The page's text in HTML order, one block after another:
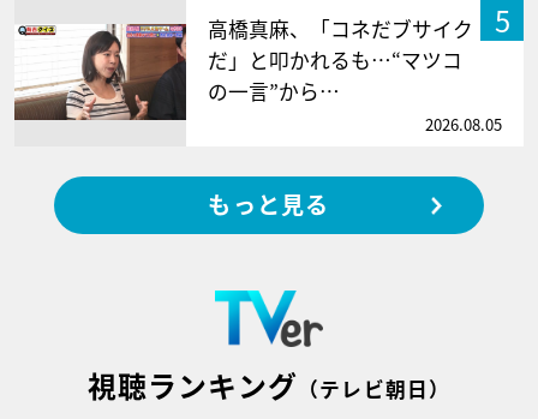
5
高橋真麻、「コネだブサイク
だ」と叩かれるも…“マツコ
の一言”から…
2026.08.05
もっと見る
視聴ランキング （テレビ朝日）